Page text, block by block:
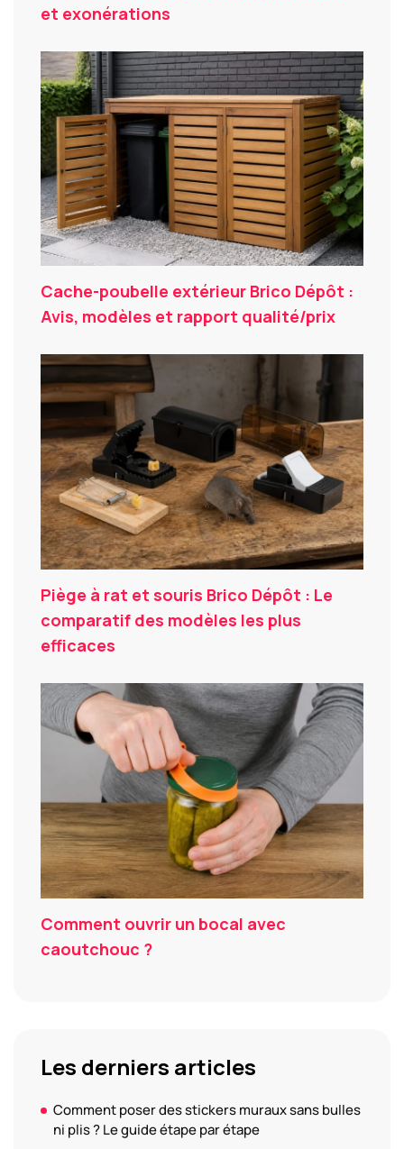
et exonérations
Cache-poubelle extérieur Brico Dépôt :
Avis, modèles et rapport qualité/prix
Piège à rat et souris Brico Dépôt : Le
comparatif des modèles les plus
efficaces
Comment ouvrir un bocal avec
caoutchouc ?
Les derniers articles
Comment poser des stickers muraux sans bulles
ni plis ? Le guide étape par étape